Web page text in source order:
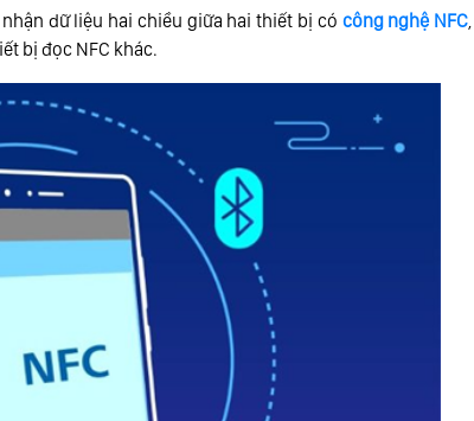
dữ liệu hai chiều giữa hai thiết bị có công nghệ NFC,
bị đọc NFC khác.